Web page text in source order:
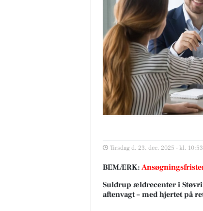
Tirsdag d. 23. dec. 2025 - kl. 10:53
BEMÆRK:
Suldrup ældrecenter i
aftenvagt – med hjertet på